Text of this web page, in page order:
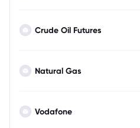
Crude Oil Futures
Natural Gas
Vodafone